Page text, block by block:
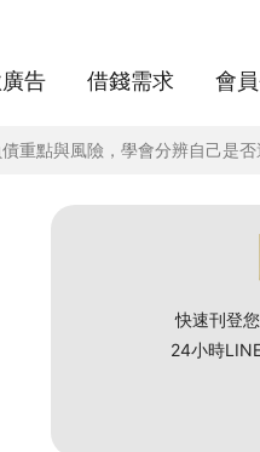
告 借錢需求 會
重點與風險，學會分辨自己是
快速刊登
24小時